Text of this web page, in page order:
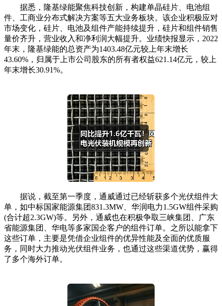
据悉，隆基绿能聚焦科技创新，构建单晶硅片、电池组
件、工商业分布式解决方案等五大业务板块。该企业积极应对
市场变化，硅片、电池及组件产能持续提升，硅片和组件销售
量价齐升，营业收入和净利润大幅提升。业绩快报显示，2022
年末，隆基绿能的总资产为1403.48亿元较上年末增长
43.60%，归属于上市公司股东的所有者权益621.14亿元，较上
年末增长30.91%。
据说，截至第一季度，通威通过已经斩获多个光伏组件大
单，如中标国家能源集团831.3MW、华润电力1.5GW组件采购
(合计超2.3GW)等。另外，通威也在积极争取三峡集团、广东
省能源集团、华电等多家国企客户的组件订单。之所以能拿下
这些订单，主要是凭借企业组件的优异性能及全面的优质服
务，同时大力推动光伏组件业务，也通过这些渠道优势，赢得
了多个海外订单。